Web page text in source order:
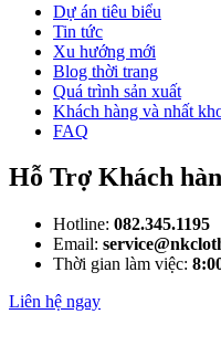
Dự án tiêu biểu
Tin tức
Xu hướng mới
Blog thời trang
Quá trình sản xuất
Khách hàng và nhất
FAQ
Hỗ Trợ Khách
Hotline: 082.345.1195
Email:
Thời gian làm việc:
Liên hệ ngay